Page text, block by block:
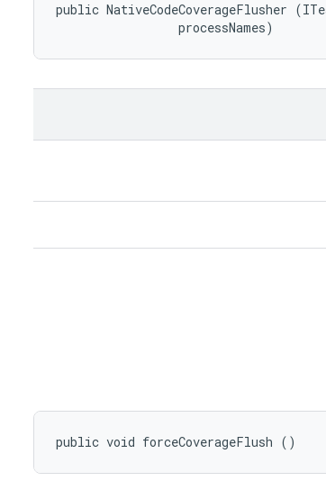
public NativeCodeCoverageFlusher
processNames)
public void forceCoverageFlush ()